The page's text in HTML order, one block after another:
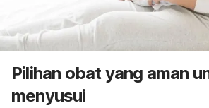
Pilihan obat yang aman
menyusui